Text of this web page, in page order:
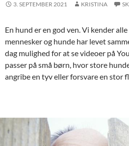
3. SEPTEMBER 2021 KRISTINA
En hund er en god ven. Vi kender alle
mennesker og hunde har levet
dag mulighed for at se videoer på
passer på små børn, hvor store
angribe en tyv eller forsvare en stor